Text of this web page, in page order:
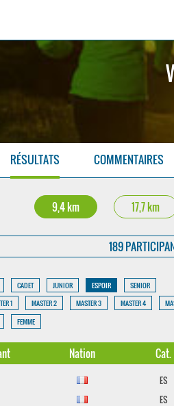
RÉSULTATS COMMENTAIRES
9,4 km 17,7 km
189
CADET JUNIOR ESPOIR
SENIOR
1 MASTER 2 MASTER 3 MASTER 4
FEMME
Nation Cat.
ES
ES